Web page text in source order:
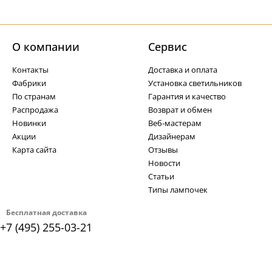
Бесплатная доставка
+7 (495) 255-03-21
О компании
Контакты
Фабрики
По странам
Распродажа
Новинки
Акции
Карта сайта
Cервис
Доставка и оплата
Установка светильников
Гарантия и качество
Возврат и обмен
Веб-мастерам
Дизайнерам
Отзывы
Новости
Статьи
Типы лампочек